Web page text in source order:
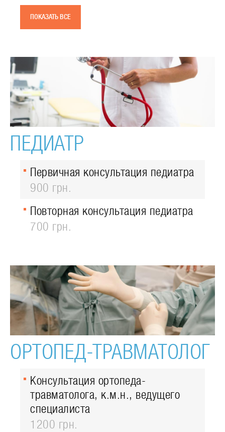
ПОКАЗАТЬ ВСЕ
ПЕДИАТР
Первичная консультация педиатра
900 грн.
Повторная консультация педиатра
700 грн.
ОРТОПЕД-ТРАВМАТОЛОГ
Консультация ортопеда-
травматолога, к.м.н., ведущего
специалиста
1200 грн.